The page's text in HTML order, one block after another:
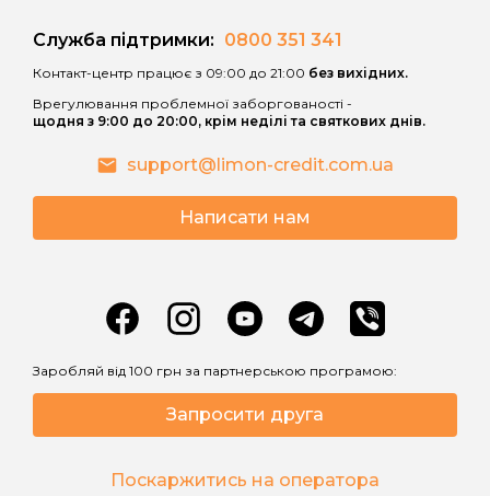
• витрати споживача за користування
нарахування процентів за користування
Кредитом після закінчення
процентною ставкою, що вказана в
• витрати споживача за Дисконтний
розрахунку грошових зобов’язань
споживача по сплаті процентів за
користування Кредитом відповідно до
розміру Базової процентної ставки і
скасування правил нарахування
Дисконтної та Індивідуальної
Служба підтримки: 0800 351 341
Контакт-центр працює з 09:00 до 21:00 без вихідних.
Врегулювання проблемної заборгованості -
щодня з 9:00 до 20:00, крім неділі та святкових днів.
support@limon-credit.com.ua
Написати нам
Заробляй від 100 грн за партнерською програмою:
Запросити друга
Поскаржитись на оператора